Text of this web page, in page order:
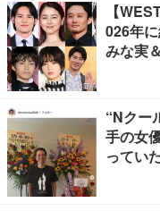
【
026年
みな実
“Nクー
手の女
ってい